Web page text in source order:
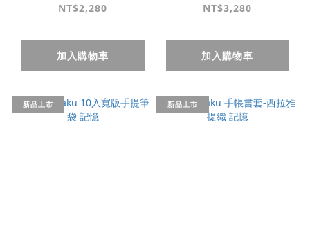
NT$2,280
加入購物車
NT$3,280
加入購物車
新品上市 新品上市